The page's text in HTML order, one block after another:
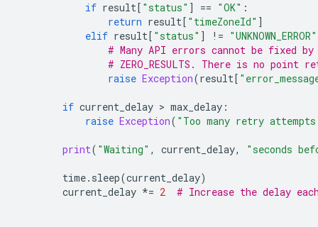
if result[ "status" ] == "OK" :
return result[ "timeZoneId" ]
elif result[ "status" ] != "UNKNOWN_ERROR"
# Many API errors cannot be fixed by
# ZERO_RESULTS. There is no point
raise Exception(result[
if current_delay > max_delay :
raise Exception( "Too many retry
print( "Waiting" , current_delay, "seconds
time. sleep(current_delay)
current_delay *= 2 # Increase the delay